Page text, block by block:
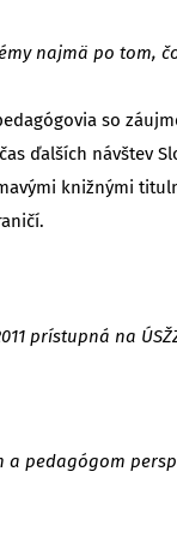
najmä po tom,
so
ďalších návštev
knižnými
prístupná na
pedagógom